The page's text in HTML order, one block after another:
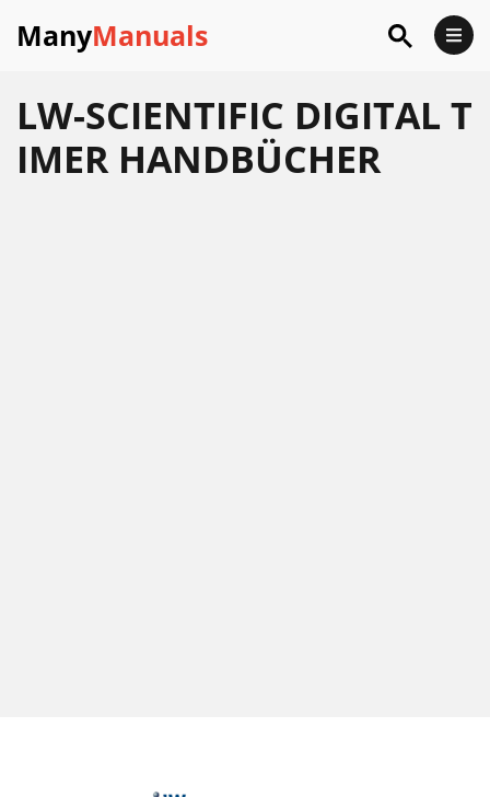
ManyManuals
LW-SCIENTIFIC DIGITAL T
IMER HANDBÜCHER